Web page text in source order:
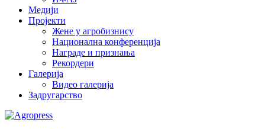
Медији
Пројекти
Жене у агробизнису
Национална конференција
Награде и признања
Рекордери
Галерија
Видео галерија
Задругарство